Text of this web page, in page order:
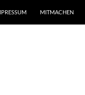
MITMACHEN